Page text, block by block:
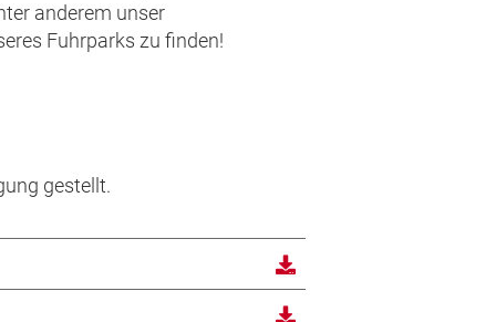
anderem unser
Fuhrparks zu finden!
gestellt.